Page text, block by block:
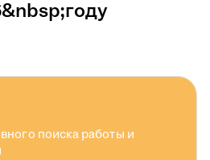
поиска работы и